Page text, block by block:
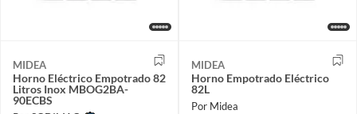
MIDEA
Horno Eléctrico Empotrado 82
Litros Inox MBOG2BA-
90ECBS
MIDEA
Horno Empotrado Eléctrico
82L
Por Midea